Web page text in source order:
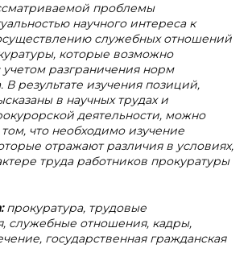
проблемы
научного интереса к
служебных отношений
которые возможно
учетом разграничения норм
В результате изучения позиций,
в научных трудах и
деятельности, можно
что необходимо изучение
отражают различия в условиях,
труда работников прокуратуры
прокуратура, трудовые
служебные отношения, кадры,
государственная гражданская